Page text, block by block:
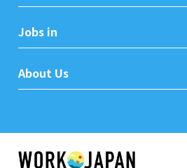
Jobs in
About Us